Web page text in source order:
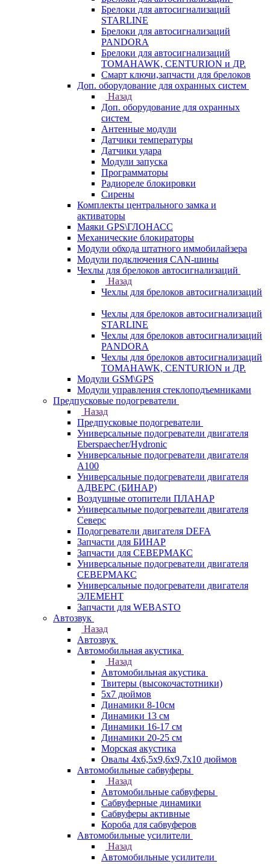
Брелоки для автосигнализаций
STARLINE
Брелоки для автосигнализаций
PANDORA
Брелоки для автосигнализаций
TOMAHAWK, CENTURION и ДР.
Смарт ключи,запчасти для брелоков
Доп. оборудование для охранных систем
Назад
Доп. оборудование для охранных
систем
Антенные модули
Датчики температуры
Датчики удара
Модули запуска
Программаторы
Радиореле блокировки
Сирены
Комплекты центрального замка и
активаторы
Маяки GPS\ГЛОНАСС
Механические блокираторы
Модули обхода штатного иммобилайзера
Модули подключения CAN-шины
Чехлы для брелоков автосигнализаций
Назад
Чехлы для брелоков автосигнализаций
Чехлы для брелоков автосигнализаций
STARLINE
Чехлы для брелоков автосигнализаций
PANDORA
Чехлы для брелоков автосигнализаций
TOMAHAWK, CENTURION и ДР.
Модули GSM\GPS
Модули управления стеклоподъемниками
Предпусковые подогреватели
Назад
Предпусковые подогреватели
Универсальные подогреватели двигателя
Eberspaecher/Hydronic
Универсальные подогреватели двигателя
A100
Универсальные подогреватели двигателя
АДВЕРС (БИНАР)
Воздушные отопители ПЛАНАР
Универсальные подогреватели двигателя
Северс
Подогреватели двигателя DEFA
Запчасти для БИНАР
Запчасти для СЕВЕРМАКС
Универсальные подогреватели двигателя
СЕВЕРМАКС
Универсальные подогреватели двигателя
ЭЛЕМЕНТ
Запчасти для WEBASTO
Автозвук
Назад
Автозвук
Автомобильная акустика
Назад
Автомобильная акустика
Твитеры (высокочастотники)
5x7 дюймов
Динамики 8-10см
Динамики 13 см
Динамики 16-17 см
Динамики 20-25 см
Морская акустика
Овалы 4х6,5х9,6x9,7х10 дюймов
Автомобильные сабвуферы
Назад
Автомобильные сабвуферы
Сабвуферные динамики
Сабвуферы активные
Короба для сабвуферов
Автомобильные усилители
Назад
Автомобильные усилители